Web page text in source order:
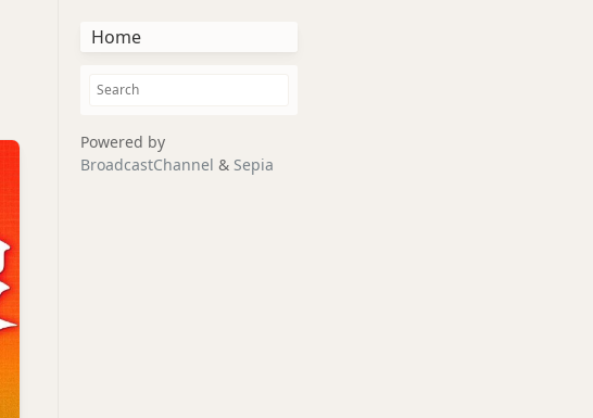
Home
Powered by
BroadcastChannel & Sepia